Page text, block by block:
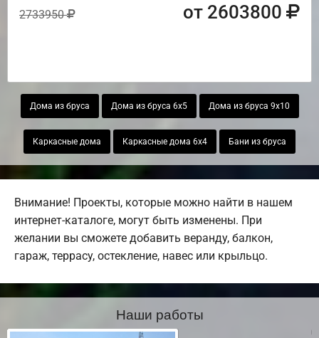
2733950 от 2603800
Дома из бруса Дома из бруса 6х5 Дома из бруса 9х10
Каркасные дома Каркасные дома 6х4 Бани из бруса
Внимание! Проекты, которые можно найти в нашем
интернет-каталоге, могут быть изменены. При
желании вы сможете добавить веранду, балкон,
гараж, террасу, остекление, навес или крыльцо.
Наши работы